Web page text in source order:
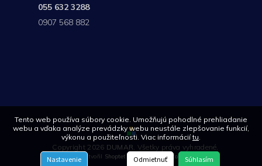
Tento web používa súbory cookie. Umožňujú pohodlné prehliadanie
webu a vďaka analýze prevádzky webu neustále zlepšovanie funkcií,
výkonu a použiteľnosti. Viac informáciítu.
Nastavenie Odmietnuť Súhlasím
055 632 3288
0907 568 882
Copyright 2026 DUMAR . Všetky práva vyhradené.
Vytvořil Shoptet | Design Shoptetak.cz
568